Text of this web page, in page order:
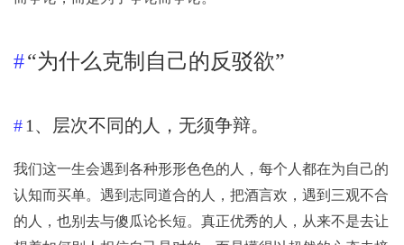
“为什么克制自己的反驳欲”
1、层次不同的人，无须争辩。
我们这一生会遇到各种形形色色的人，每个人都在为自己的
认知而买单。遇到志同道合的人，把酒言欢，遇到三观不合
的人，也别去与傻瓜论长短。真正优秀的人，从来不是去让